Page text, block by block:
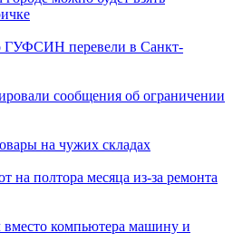
ГУФСИН перевели в Санкт-
сообщения об ограничении
на чужих складах
на полтора месяца из-за ремонта
компьютера машину и